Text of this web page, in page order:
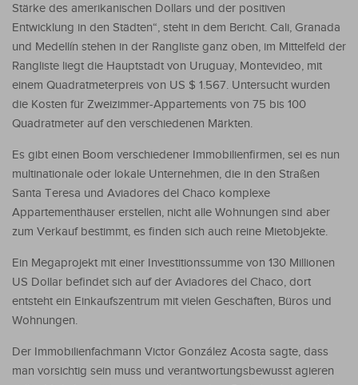
Stärke des amerikanischen Dollars und der positiven
Entwicklung in den Städten“, steht in dem Bericht. Cali, Granada
und Medellín stehen in der Rangliste ganz oben, im Mittelfeld der
Rangliste liegt die Hauptstadt von Uruguay, Montevideo, mit
einem Quadratmeterpreis von US $ 1.567. Untersucht wurden
die Kosten für Zweizimmer-Appartements von 75 bis 100
Quadratmeter auf den verschiedenen Märkten.
Es gibt einen Boom verschiedener Immobilienfirmen, sei es nun
multinationale oder lokale Unternehmen, die in den Straßen
Santa Teresa und Aviadores del Chaco komplexe
Appartementhäuser erstellen, nicht alle Wohnungen sind aber
zum Verkauf bestimmt, es finden sich auch reine Mietobjekte.
Ein Megaprojekt mit einer Investitionssumme von 130 Millionen
US Dollar befindet sich auf der Aviadores del Chaco, dort
entsteht ein Einkaufszentrum mit vielen Geschäften, Büros und
Wohnungen.
Der Immobilienfachmann Victor González Acosta sagte, dass
man vorsichtig sein muss und verantwortungsbewusst agieren